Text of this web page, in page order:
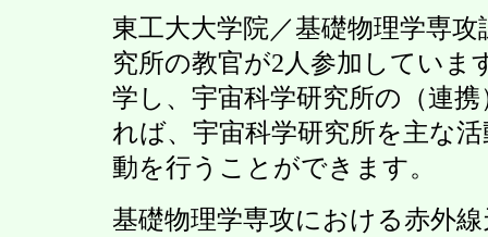
東工大大学院／基礎物理学専
究所の教官が2人参加していま
学し、宇宙科学研究所の（連
れば、宇宙科学研究所を主な
動を行うことができます。
基礎物理学専攻における赤外